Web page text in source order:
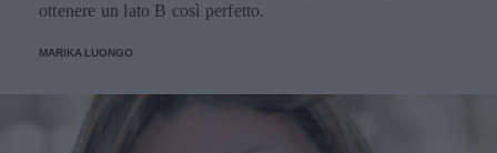
ottenere un lato B così perfetto.
MARIKA LUONGO